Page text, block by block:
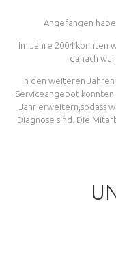
Angefangen
Im Jahre 2004 konnten
danach
In den weiteren
Serviceangebot
Jahr erweitern,sodass
Diagnose sind. Die